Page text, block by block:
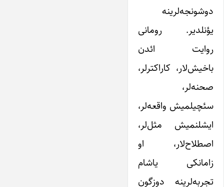
دوشونجه‌لرینه
یؤنلدیر. رومانی
روایت ائدن
باخیش‌لار، کاراکترلر،
صحنه‌لر،
سئچیلمیش واقعه‌لر،
ایشلنمیش مثل‌لر،
اصطلاح‌لار، او
زامانکی یاشام
تجربه‌لرینه دوزگون